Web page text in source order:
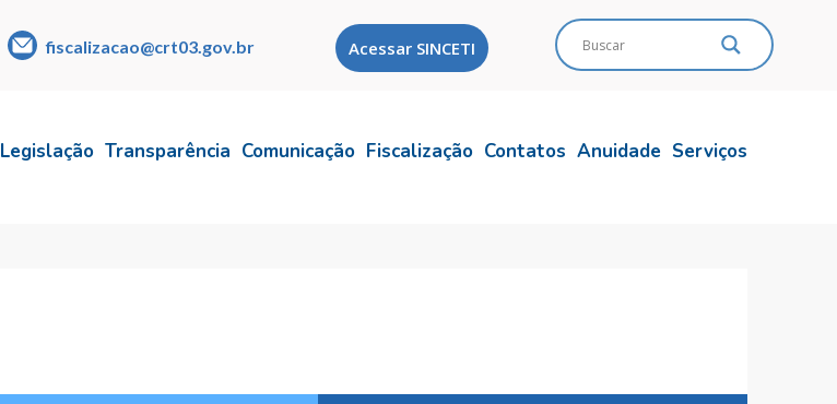
fiscalizacao@crt03.gov.br Acessar SINCETI
Legislação Transparência Comunicação Fiscalização Contatos Anuidade Serviços